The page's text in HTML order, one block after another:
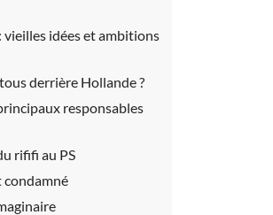
vieilles idées et ambitions
tous derrière Hollande ?
responsables
rififi au PS
condamné